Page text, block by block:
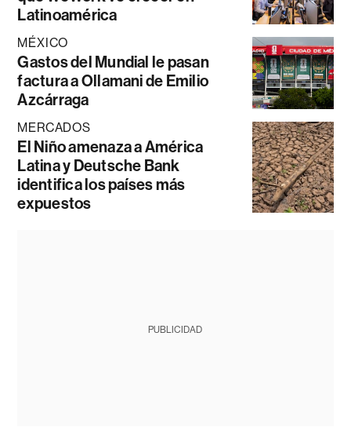
Latinoamérica
MÉXICO
Gastos del Mundial le pasan
factura a Ollamani de Emilio
Azcárraga
MERCADOS
El Niño amenaza a América
Latina y Deutsche Bank
identifica los países más
expuestos
PUBLICIDAD